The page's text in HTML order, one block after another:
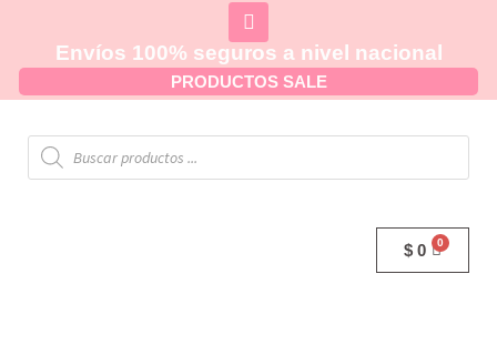
Envíos 100% seguros a nivel nacional
PRODUCTOS SALE
$ 0